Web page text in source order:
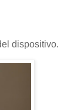
dispositivo.